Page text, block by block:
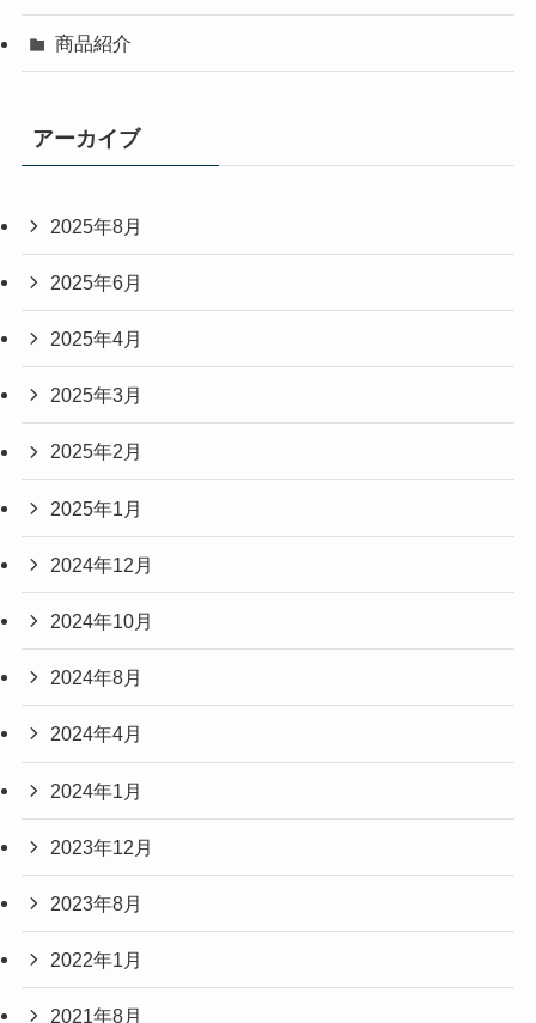
商品紹介
アーカイブ
2025年8月
2025年6月
2025年4月
2025年3月
2025年2月
2025年1月
2024年12月
2024年10月
2024年8月
2024年4月
2024年1月
2023年12月
2023年8月
2022年1月
2021年8月